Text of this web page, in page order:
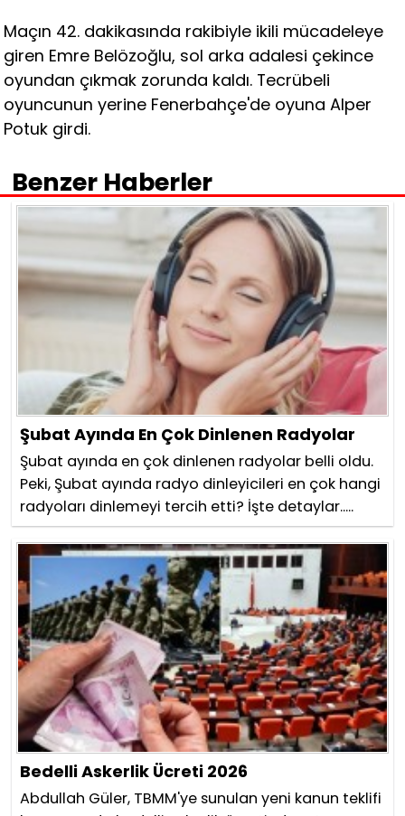
Maçın 42. dakikasında rakibiyle ikili mücadeleye
giren Emre Belözoğlu, sol arka adalesi çekince
oyundan çıkmak zorunda kaldı. Tecrübeli
oyuncunun yerine Fenerbahçe'de oyuna Alper
Potuk girdi.
Benzer Haberler
Şubat Ayında En Çok Dinlenen Radyolar
Şubat ayında en çok dinlenen radyolar belli oldu.
Peki, Şubat ayında radyo dinleyicileri en çok hangi
radyoları dinlemeyi tercih etti? İşte detaylar.....
Bedelli Askerlik Ücreti 2026
Abdullah Güler, TBMM'ye sunulan yeni kanun teklifi